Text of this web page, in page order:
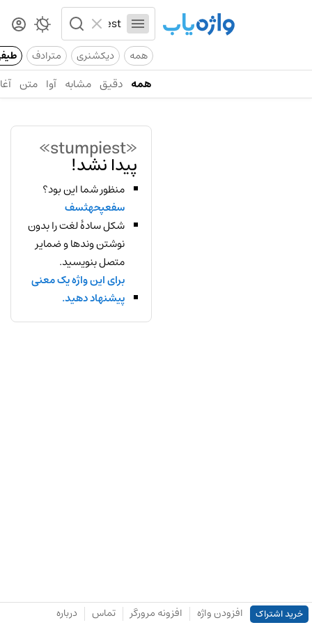
همه دیکشنری مترادف
همه دقیق مشابه آوا متن
«stumpiest»
پیدا نشد!
منظور شما این بود؟
سفعپحهثسف
شکل سادهٔ لغت را بدون
نوشتن وندها و ضمایر
متصل بنویسید.
برای این واژه یک معنی
پیشنهاد دهید.
خرید اشتراک افزودن واژه افزونه مرورگر تماس درباره